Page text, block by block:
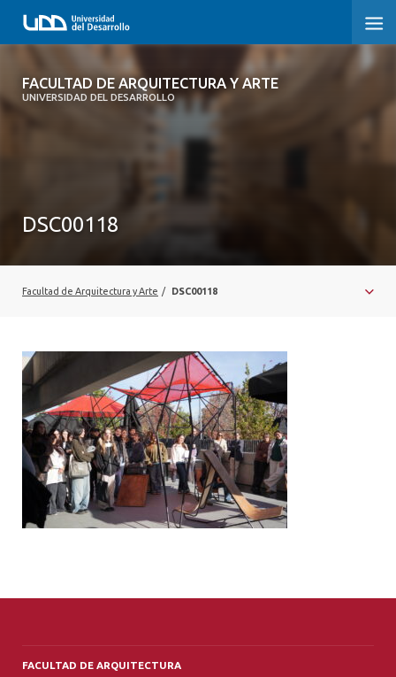
FACULTAD DE ARQUITECTURA Y ARTE
UNIVERSIDAD DEL DESARROLLO
FACULTAD DE ARQUITECTURA Y ARTE
VINCULACIÓN CON EL MEDIO
ALUMNI
PLATAFORMA VUT
DSC00118
Facultad de Arquitectura y Arte / DSC00118
FACULTAD DE ARQUITECTURA